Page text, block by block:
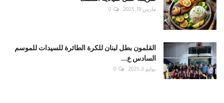
مارس 19, 2025 0
القلمون بطل لبنان للكرة الطائرة للسيدات للموسم
السادس ع...
يوليو 3, 2025 0